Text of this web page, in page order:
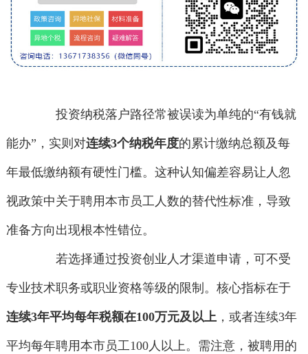
投资纳税落户路径常被误读为单纯的“有钱就
能办”，实则对连续3个纳税年度的累计缴纳总额及每
年最低缴纳额有硬性门槛。这种认知偏差容易让人忽
视政策中关于聘用本市员工人数的替代性标准，导致
准备方向出现根本性错位。
若选择通过投资创业人才渠道申请，可不受
专业技术职务或职业资格等级的限制。核心指标在于
连续3年平均每年税额在100万元及以上，或者连续3年
平均每年聘用本市员工100人以上。需注意，被聘用的